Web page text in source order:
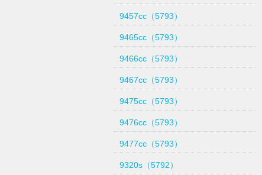
9457cc（5793）
9465cc（5793）
9466cc（5793）
9467cc（5793）
9475cc（5793）
9476cc（5793）
9477cc（5793）
9320s（5792）